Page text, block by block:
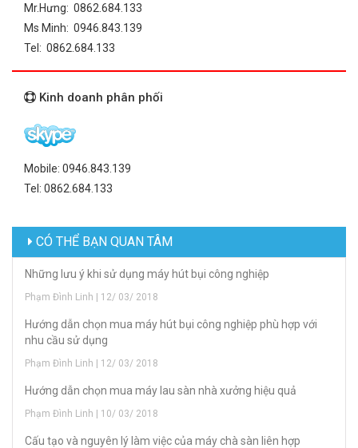
Mr.Hưng: 0862.684.133
Ms Minh: 0946.843.139
Tel: 0862.684.133
Kinh doanh phân phối
Mobile: 0946.843.139
Tel: 0862.684.133
CÓ THỂ BẠN QUAN TÂM
Những lưu ý khi sử dụng máy hút bụi công nghiệp
Phạm Đình Linh | 12/ 03/ 2018
Hướng dẫn chọn mua máy hút bụi công nghiệp phù hợp với
nhu cầu sử dụng
Phạm Đình Linh | 12/ 03/ 2018
Hướng dẫn chọn mua máy lau sàn nhà xưởng hiệu quả
Phạm Đình Linh | 10/ 03/ 2018
Cấu tạo và nguyên lý làm việc của máy chà sàn liên hợp